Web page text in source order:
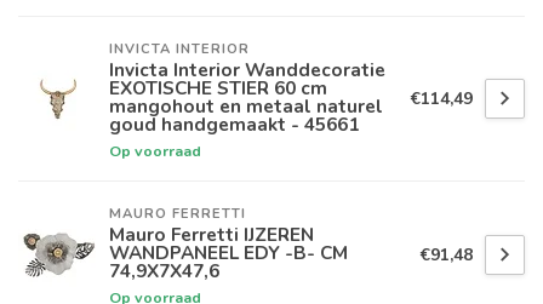
INVICTA INTERIOR
Invicta Interior Wanddecoratie
EXOTISCHE STIER 60 cm
mangohout en metaal naturel
goud handgemaakt - 45661
Op voorraad
€114,49
MAURO FERRETTI
Mauro Ferretti IJZEREN
WANDPANEEL EDY -B- CM
74,9X7X47,6
Op voorraad
€91,48